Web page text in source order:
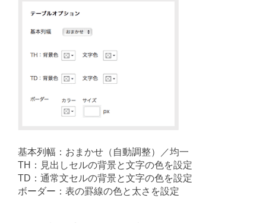
基本列幅：おまかせ（自動調整）／均一
TH：見出しセルの背景と文字の色を設定
TD：通常文セルの背景と文字の色を設定
ボーダー：表の罫線の色と太さを設定